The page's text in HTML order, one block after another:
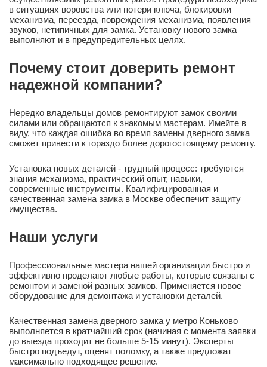
в ситуациях воровства или потери ключа, блокировки
механизма, переезда, повреждения механизма, появления
звуков, нетипичных для замка. Установку нового замка
выполняют и в предупредительных целях.
Почему стоит доверить ремонт
надежной компании?
Нередко владельцы домов ремонтируют замок своими
силами или обращаются к знакомым мастерам. Имейте в
виду, что каждая ошибка во время замены дверного замка
сможет привести к гораздо более дорогостоящему ремонту.
Установка новых деталей - трудный процесс: требуются
знания механизма, практический опыт, навыки,
современные инструменты. Квалифицированная и
качественная замена замка в Москве обеспечит защиту
имущества.
Наши услуги
Профессиональные мастера нашей организации быстро и
эффективно проделают любые работы, которые связаны с
ремонтом и заменой разных замков. Применяется новое
оборудование для демонтажа и установки деталей.
Качественная замена дверного замка у метро Коньково
выполняется в кратчайший срок (начиная с момента заявки
до выезда проходит не больше 5-15 минут). Эксперты
быстро подъедут, оценят поломку, а также предложат
максимально подходящее решение.